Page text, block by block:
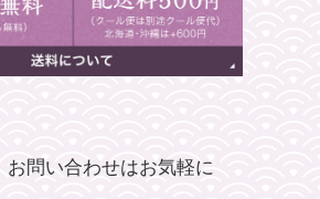
お問い合わせはお気軽に